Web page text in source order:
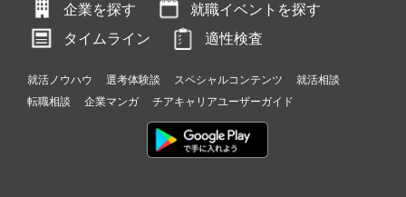
企業を探す
就職イベントを探す
タイムライン
適性検査
就活ノウハウ 選考体験談 スペシャルコンテンツ
就活相談
転職相談
企業マンガ チアキャリアユーザーガイド